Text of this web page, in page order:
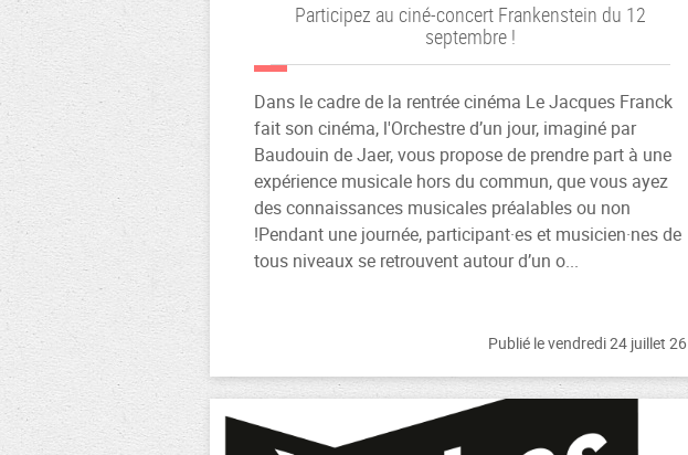
Participez au ciné-concert Frankenstein du 12
septembre !
Dans le cadre de la rentrée cinéma Le Jacques Franck
fait son cinéma, l'Orchestre d’un jour, imaginé par
Baudouin de Jaer, vous propose de prendre part à une
expérience musicale hors du commun, que vous ayez
des connaissances musicales préalables ou non
!Pendant une journée, participant·es et musicien·nes de
tous niveaux se retrouvent autour d’un o...
Publié le vendredi 24 juillet 26